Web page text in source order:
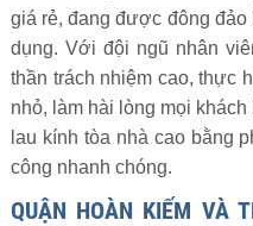
giá rẻ, đang được đông
dụng. Với đội ngũ nhân
thần trách nhiệm cao, thực
nhỏ, làm hài lòng mọi
lau kính tòa nhà cao bằng
công nhanh chóng.
QUẬN HOÀN KIẾM VÀ